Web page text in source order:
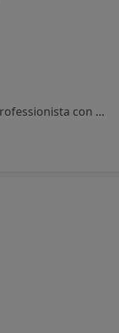
Questo centro non ha nessun professionista con date disponibili